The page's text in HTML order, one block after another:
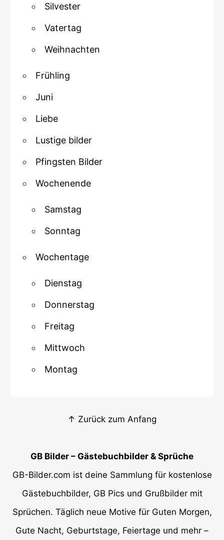
Silvester
Vatertag
Weihnachten
Frühling
Juni
Liebe
Lustige bilder
Pfingsten Bilder
Wochenende
Samstag
Sonntag
Wochentage
Dienstag
Donnerstag
Freitag
Mittwoch
Montag
↑ Zurück zum Anfang
GB Bilder – Gästebuchbilder & Sprüche
GB-Bilder.com ist deine Sammlung für kostenlose
Gästebuchbilder, GB Pics und Grußbilder mit
Sprüchen. Täglich neue Motive für Guten Morgen,
Gute Nacht, Geburtstage, Feiertage und mehr –